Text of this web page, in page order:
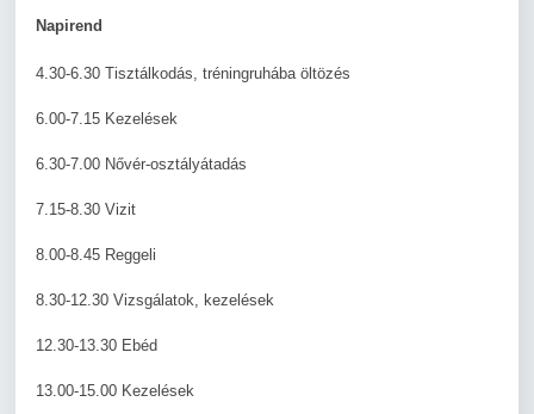
Napirend
4.30-6.30 Tisztálkodás, tréningruhába öltözés
6.00-7.15 Kezelések
6.30-7.00 Nővér-osztályátadás
7.15-8.30 Vizit
8.00-8.45 Reggeli
8.30-12.30 Vizsgálatok, kezelések
12.30-13.30 Ebéd
13.00-15.00 Kezelések